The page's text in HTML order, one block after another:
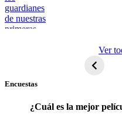
Ver
Encuestas
¿Cuál es la mejor